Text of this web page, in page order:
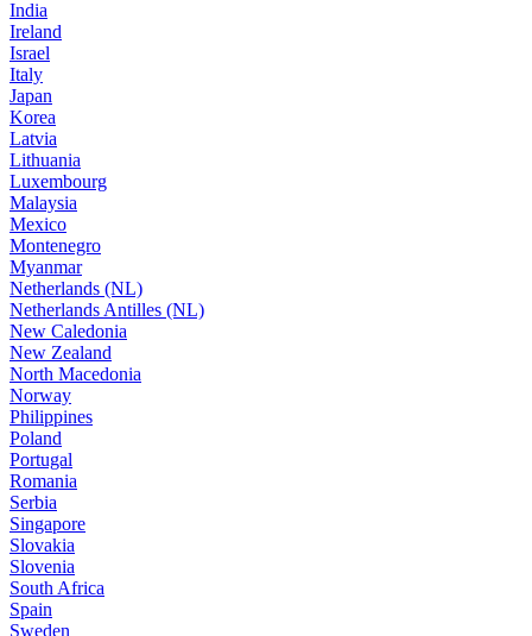
India
Ireland
Israel
Italy
Japan
Korea
Latvia
Lithuania
Luxembourg
Malaysia
Mexico
Montenegro
Myanmar
Netherlands (NL)
Netherlands Antilles (NL)
New Caledonia
New Zealand
North Macedonia
Norway
Philippines
Poland
Portugal
Romania
Serbia
Singapore
Slovakia
Slovenia
South Africa
Spain
Sweden